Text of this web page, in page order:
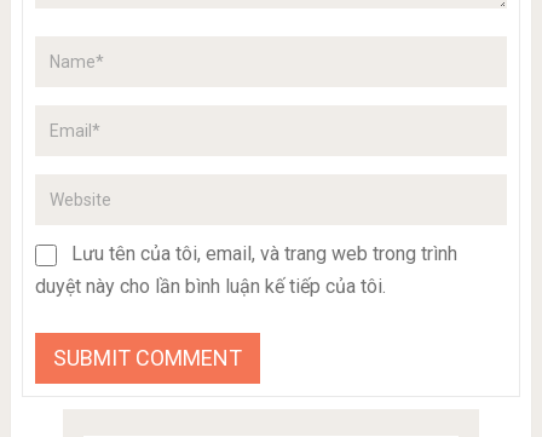
Lưu tên của tôi, email, và trang web trong trình
duyệt này cho lần bình luận kế tiếp của tôi.